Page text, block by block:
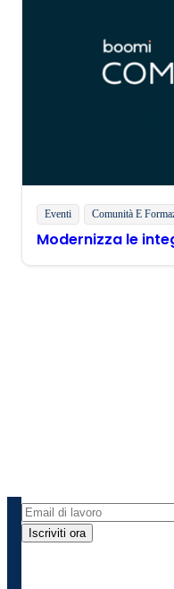
Eventi Comunità E
Modernizza le
Iscriviti ora